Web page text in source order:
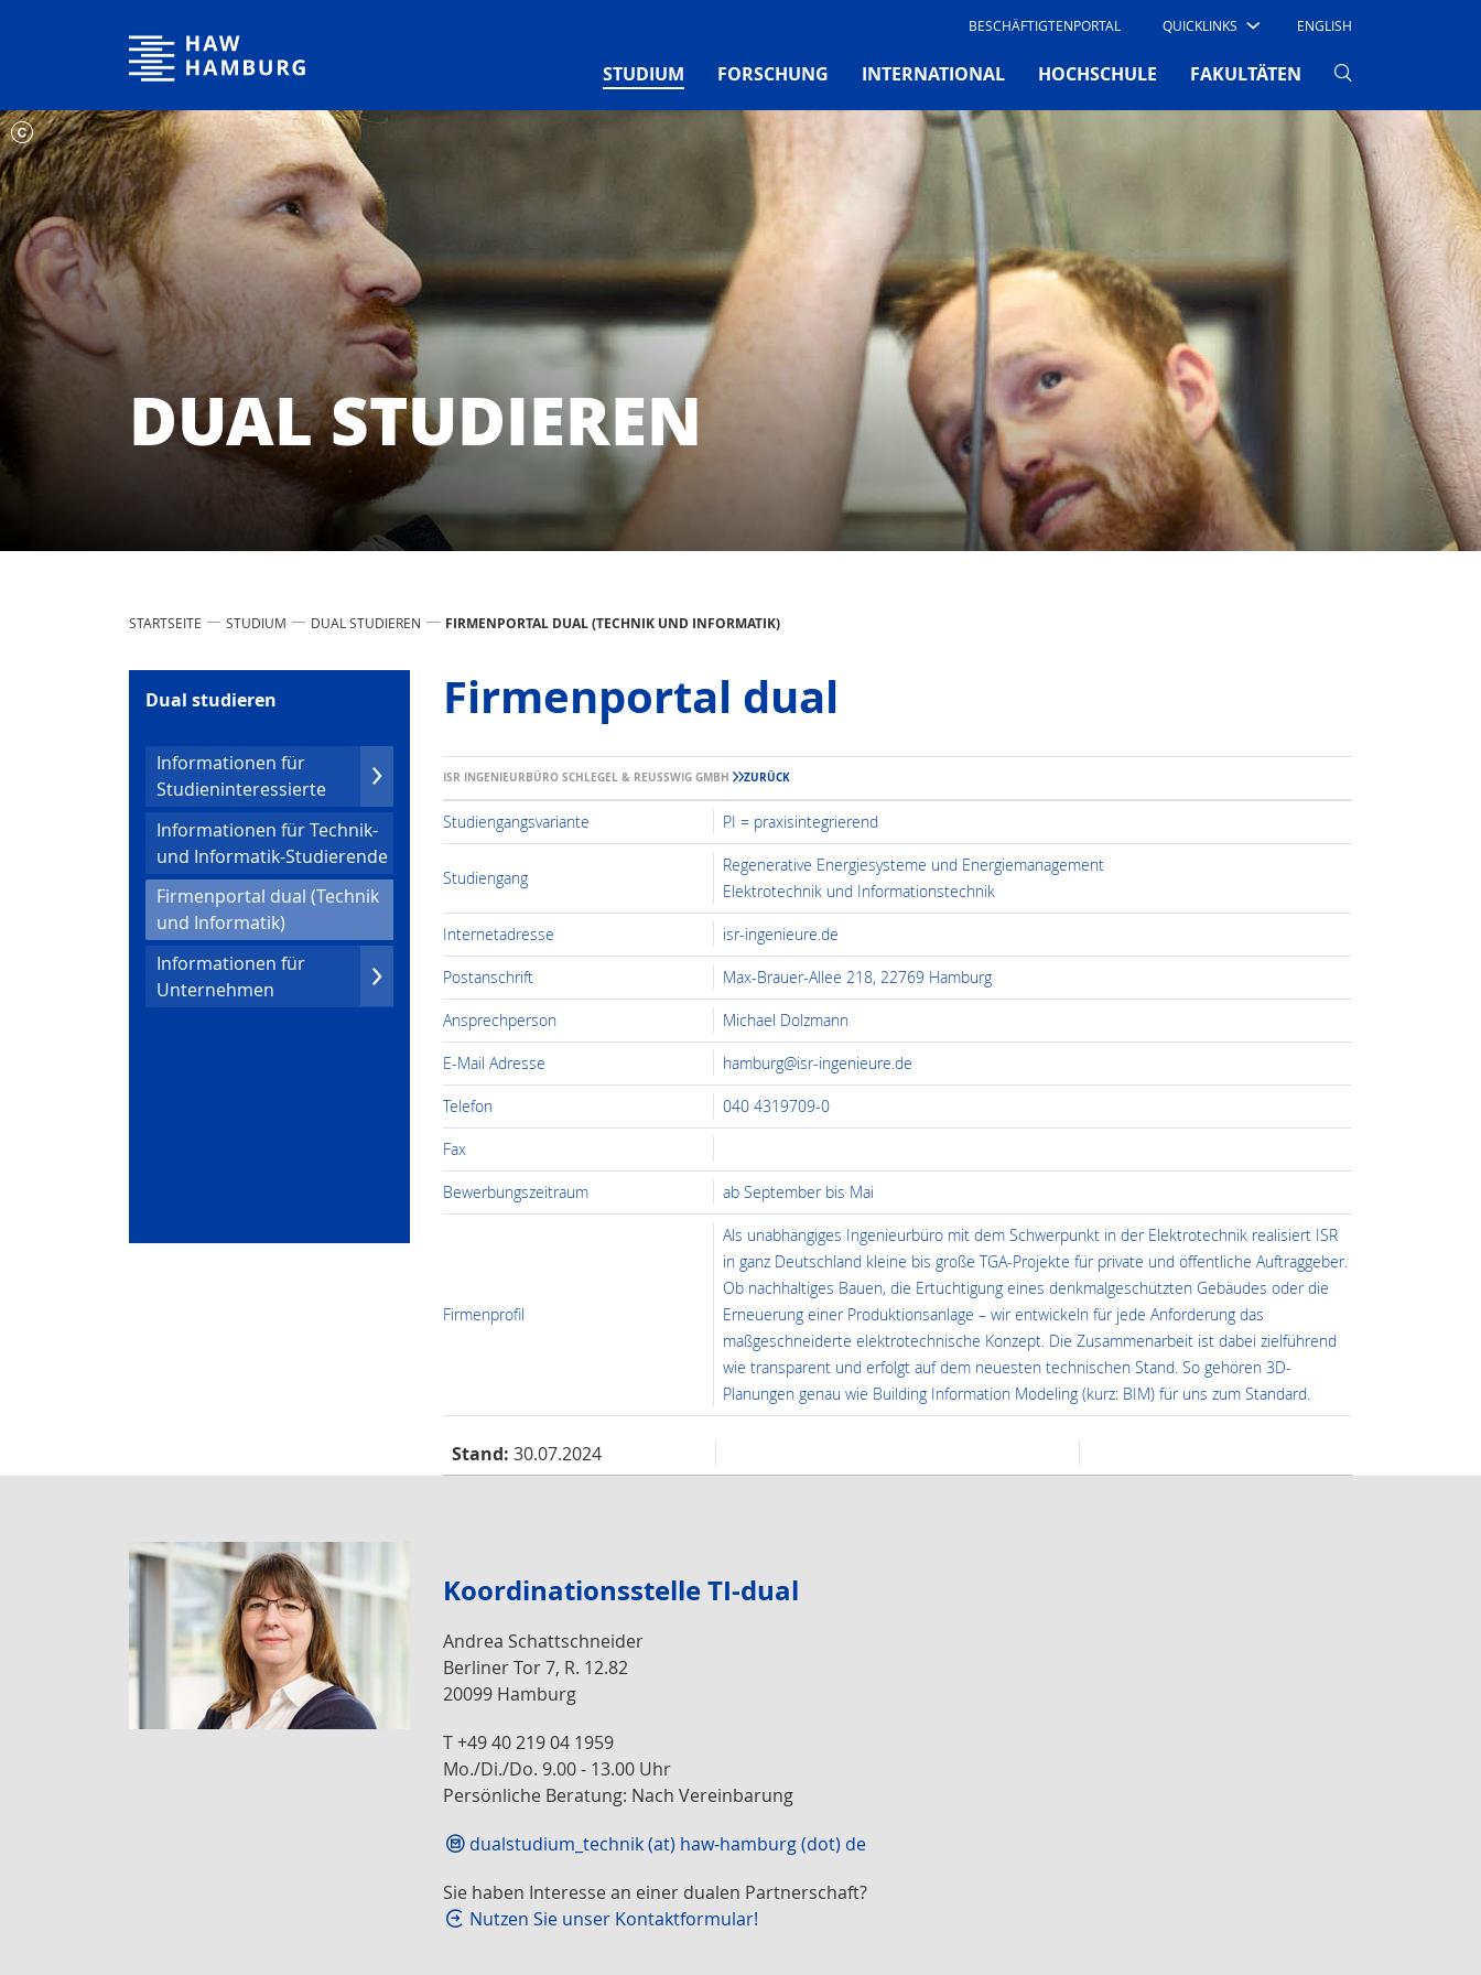
Hochschule für Angewandte Wissenschaften Hamburg BESCHÄFTIGTENPORTAL QUICKLINKS ENGLISH
STUDIUM (CURRENT)
FORSCHUNG INTERNATIONAL HOCHSCHULE FAKULTÄTEN
DUAL STUDIEREN
STARTSEITE STUDIUM DUAL STUDIEREN FIRMENPORTAL DUAL (TECHNIK UND INFORMATIK)
Dual studieren
Infor­mationen für
Studien­inter­essierte
Infor­mationen für Technik-
und Infor­ma­tik-Studierende
Firmenportal dual (Technik
und Infor­ma­tik)
Infor­mationen für
Unternehmen
Firmenportal dual
ISR INGENIEURBÜRO SCHLEGEL & REUSSWIG GMBH ZURÜCK
Studiengangsvariante PI = praxisintegrierend
Studiengang
Regenerative Energiesysteme und Energiemanagement
Elektrotechnik und Informationstechnik
Internetadresse isr-ingenieure.de
Postanschrift Max-Brauer-Allee 218, 22769 Hamburg
Ansprechperson Michael Dolzmann
E-Mail Adresse hamburg@isr-ingenieure.de
Telefon 040 4319709-0
Fax
Bewerbungszeitraum ab September bis Mai
Firmenprofil
Als unabhängiges Ingenieurbüro mit dem Schwerpunkt in der Elektrotechnik realisiert ISR
in ganz Deutschland kleine bis große TGA-Projekte für private und öffentliche Auftraggeber.
Ob nachhaltiges Bauen, die Ertüchtigung eines denkmalgeschützten Gebäudes oder die
Erneuerung einer Produktionsanlage – wir entwickeln für jede Anforderung das
maßgeschneiderte elektrotechnische Konzept. Die Zusammenarbeit ist dabei zielführend
wie transparent und erfolgt auf dem neuesten technischen Stand. So gehören 3D-
Planungen genau wie Building Information Modeling (kurz: BIM) für uns zum Standard.
Stand: 30.07.2024
Koordinationsstelle TI-dual
Andrea Schattschneider
Berliner Tor 7, R. 12.82
20099 Hamburg
T +49 40 219 04 1959
Mo./Di./Do. 9.00 - 13.00 Uhr
Persönliche Beratung: Nach Vereinbarung
dualstudium_technik (at) haw-hamburg (dot) de
Sie haben Interesse an einer dualen Partnerschaft?
Nutzen Sie unser Kontaktformular!